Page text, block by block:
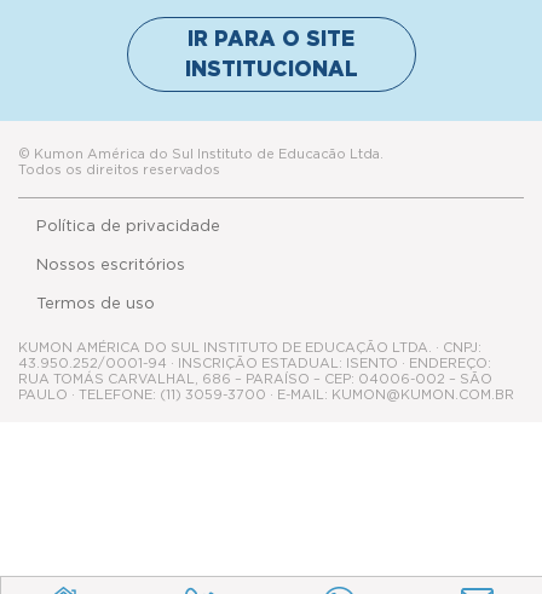
IR PARA O SITE
INSTITUCIONAL
© Kumon América do Sul Instituto de Educacão Ltda.
Todos os direitos reservados
Política de privacidade
Termos de uso
Nossos escritórios
KUMON AMÉRICA DO SUL INSTITUTO DE EDUCAÇÃO LTDA. · CNPJ:
43.950.252/0001-94 · INSCRIÇÃO ESTADUAL: ISENTO · ENDEREÇO:
RUA TOMÁS CARVALHAL, 686 – PARAÍSO – CEP: 04006-002 – SÃO
PAULO · TELEFONE: (11) 3059-3700 · E-MAIL: KUMON@KUMON.COM.BR